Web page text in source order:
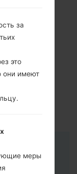
за
это
они имеют
меры